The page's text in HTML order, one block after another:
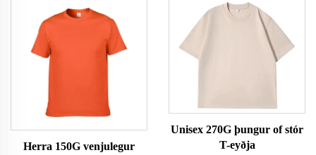
Herra 150G venjulegur
Unisex 270G þungur of stór
T-eyðja